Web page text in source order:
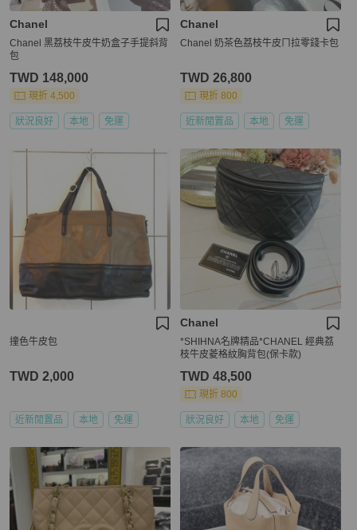
Chanel
Chanel 黑荔枝牛皮牛奶盒子手提斜背
包
TWD 148,000
現折 4,500
狀況良好 本地 免運
Chanel
Chanel 奶茶色荔枝牛皮ㄇ拉零錢卡包
TWD 26,800
現折 800
近新閒置品 本地 免運
撞色牛皮包
TWD 2,000
近新閒置品 本地 免運
Chanel
*SHIHNA名牌精品*CHANEL 經典荔
枝牛皮菱格紋胸背包(保卡款)
TWD 48,500
現折 800
狀況良好 本地 免運